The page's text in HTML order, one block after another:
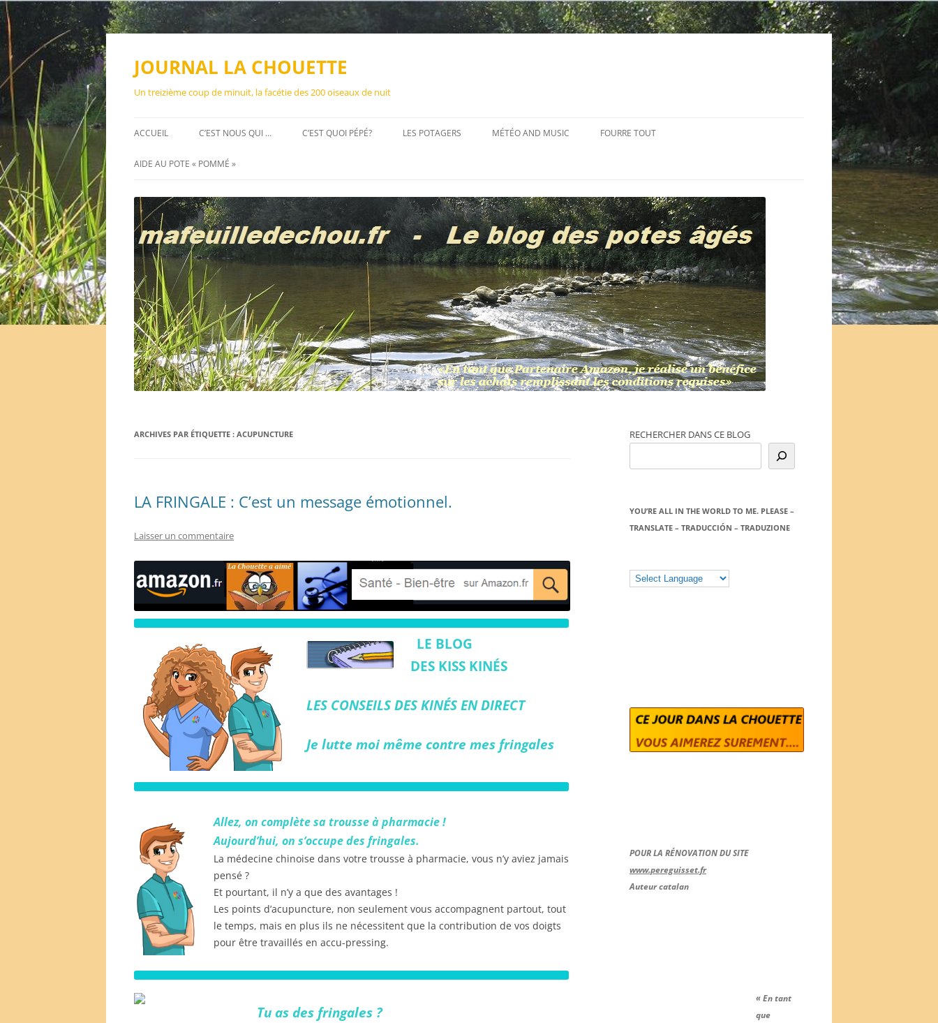
Aller
JOURNAL LA CHOUETTE
Un treizième coup de minuit, la facétie des 200 oiseaux de nuit
ACCUEIL C’EST NOUS QUI … C’EST QUOI PÉPÉ? LES POTAGERS MÉTÉO AND MUSIC FOURRE TOUT
AIDE AU POTE « POMMÉ »
ARCHIVES PAR ÉTIQUETTE : ACUPUNCTURE
LA FRINGALE : C’est un message émotionnel.
Laisser un commentaire
LE BLOG
DES KISS KINÉS
LES CONSEILS DES KINÉS EN DIRECT
Je lutte moi même contre mes fringales
Allez, on complète sa trousse à pharmacie !
Aujourd’hui, on s’occupe des fringales.
La médecine chinoise dans votre trousse à pharmacie, vous n’y aviez jamais
pensé ?
Et pourtant, il n’y a que des avantages !
Les points d’acupuncture, non seulement vous accompagnent partout, tout
le temps, mais en plus ils ne nécessitent que la contribution de vos doigts
pour être travaillés en accu-pressing.
Tu as des fringales ?
RECHERCHER DANS CE BLOG
YOU’RE ALL IN THE WORLD TO ME. PLEASE –
TRANSLATE – TRADUCCIÓN – TRADUZIONE
POUR LA RÉNOVATION DU SITE
www.pereguisset.fr
Auteur catalan
« En tant
que